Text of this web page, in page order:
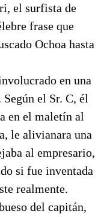
el surfista de
frase que
Ochoa hasta
en una
el Sr. C, él
en el maletín al
le alivianara una
al empresario,
si fue inventada
realmente.
del capitán,